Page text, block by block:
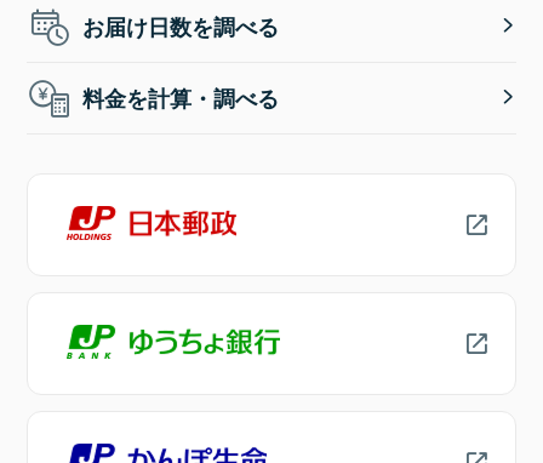
お届け日数を調べる
料金を計算・調べる